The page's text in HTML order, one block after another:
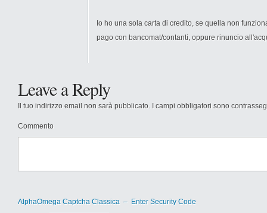
Io ho una sola carta di credito, se quella non
pago con bancomat/contanti, oppure rinuncio
Leave a Reply
Il tuo indirizzo email non sarà pubblicato. I campi obbligatori sono
Commento
AlphaOmega Captcha Classica – Enter Security Code